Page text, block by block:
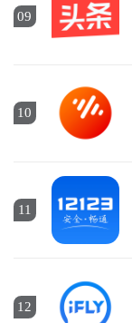
09
10
11
12